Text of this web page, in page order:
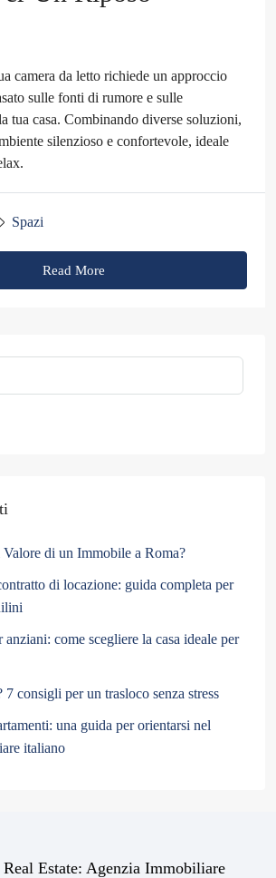
camera da letto richiede un approccio
sulle fonti di rumore e sulle
tua casa. Combinando diverse soluzioni,
silenzioso e confortevole, ideale
Spazi
Read More
di un Immobile a Roma?
di locazione: guida completa per
come scegliere la casa ideale per
7 consigli per un trasloco senza stress
una guida per orientarsi nel
italiano
Estate: Agenzia Immobiliare